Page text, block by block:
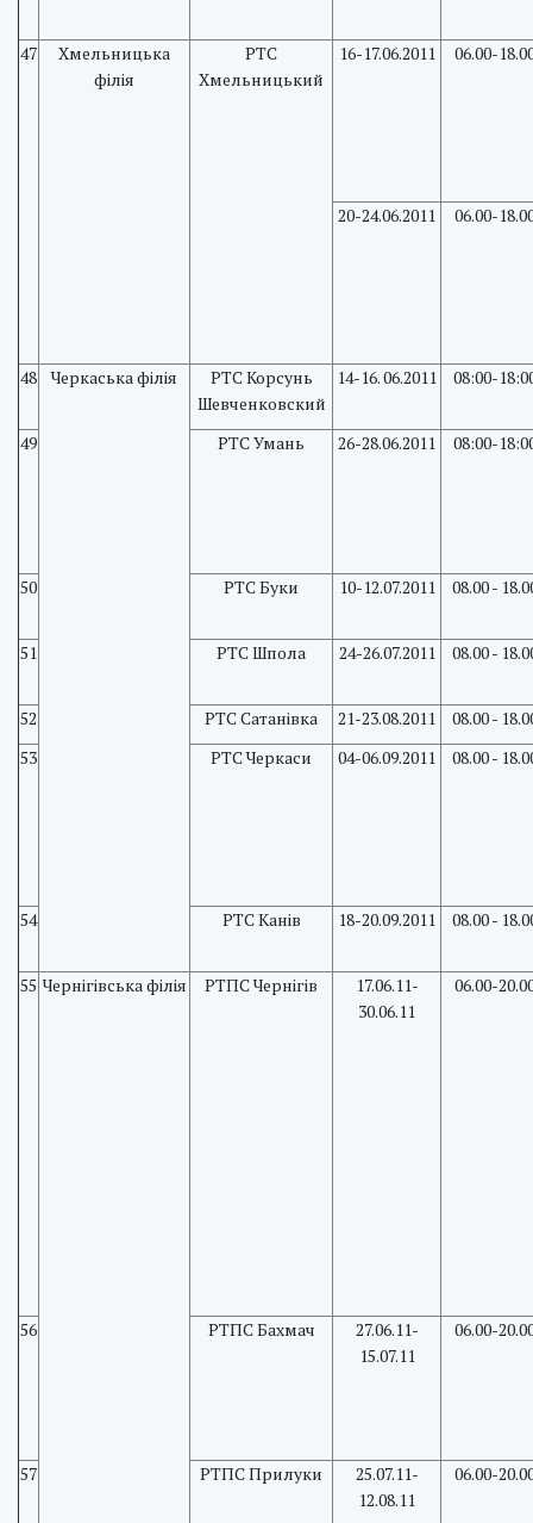
47
Хмельницька
філія
PTC
Хмельницький
16-17.06.2011 06.00-
20-24.06.2011 06.00-
48 Черкаська філія
PTC Корсунь
Шевченковский
14-16. 06.2011 08:00-
49 РТС Умань 26-28.06.2011 08:00-
50 РТС Буки 10-12.07.2011 08.00 -
51 РТС Шпола 24-26.07.2011 08.00 -
52 РТС Сатанівка 21-23.08.2011
08.00 -
53
РТС Черкаси 04-06.09.2011 08.00 -
54 РТС Канів 18-20.09.2011 08.00 -
55 Чернігівська філія PTПC Чернігів
17.06.11-
30.06.11
06.00-
56 РТПС Бахмач
27.06.11-
15.07.11
06.00-
57 РТПС Прилуки
25.07.11-
12.08.11
06.00-